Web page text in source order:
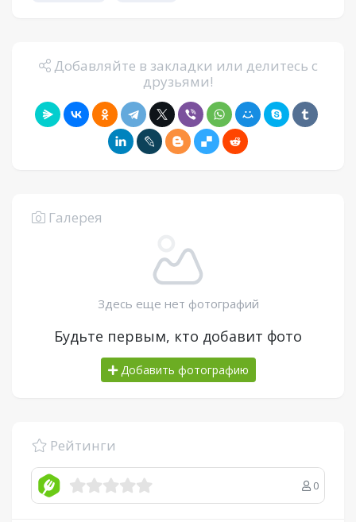
Добавляйте в закладки или делитесь с
друзьями!
Галерея
Здесь еще нет фотографий
Будьте первым, кто добавит фото
Добавить фотографию
Рейтинги
0